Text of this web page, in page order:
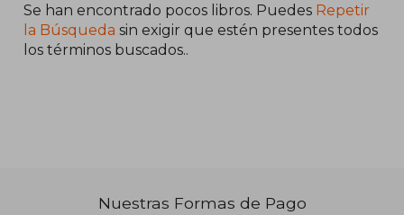
Se han encontrado pocos libros. Puedes Repetir
la Búsqueda sin exigir que estén presentes todos
los términos buscados..
Nuestras Formas de Pago